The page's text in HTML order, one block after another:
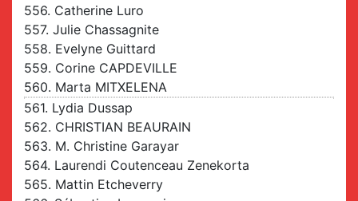
556. Catherine Luro
557. Julie Chassagnite
558. Evelyne Guittard
559. Corine CAPDEVILLE
560. Marta MITXELENA
561. Lydia Dussap
562. CHRISTIAN BEAURAIN
563. M. Christine Garayar
564. Laurendi Coutenceau Zenekorta
565. Mattin Etcheverry